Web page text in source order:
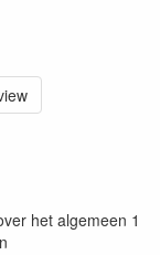
het algemeen 1